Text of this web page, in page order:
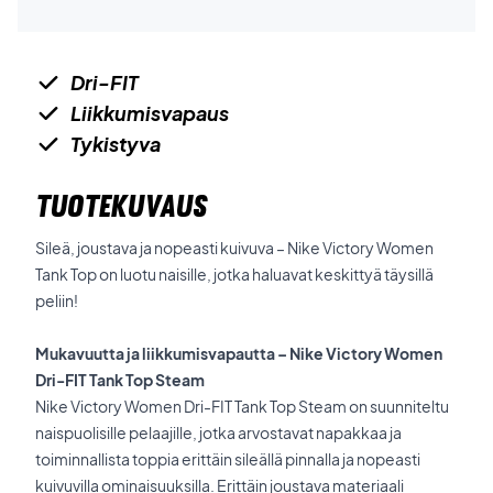
Dri-FIT
Liikkumisvapaus
Tykistyva
TUOTEKUVAUS
Sileä, joustava ja nopeasti kuivuva – Nike Victory Women
Tank Top on luotu naisille, jotka haluavat keskittyä täysillä
peliin!
Mukavuutta ja liikkumisvapautta – Nike Victory Women
Dri-FIT Tank Top Steam
Nike Victory Women Dri-FIT Tank Top Steam on suunniteltu
naispuolisille pelaajille, jotka arvostavat napakkaa ja
toiminnallista toppia erittäin sileällä pinnalla ja nopeasti
kuivuvilla ominaisuuksilla. Erittäin joustava materiaali